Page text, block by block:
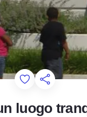
Add to Favorites
Condividi
luogo